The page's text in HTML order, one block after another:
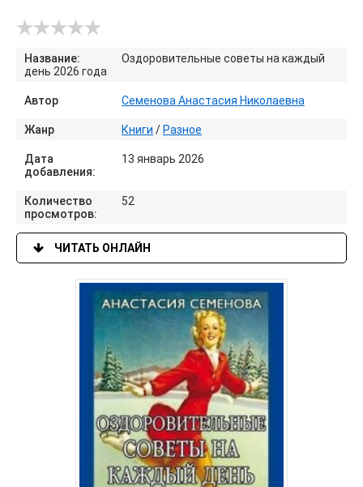
Название:
Оздоровительные советы на каждый
день 2026 года
Автор Семенова Анастасия Николаевна
Жанр Книги / Разное
Дата
добавления:
13 январь 2026
Количество
просмотров:
52
ЧИТАТЬ ОНЛАЙН